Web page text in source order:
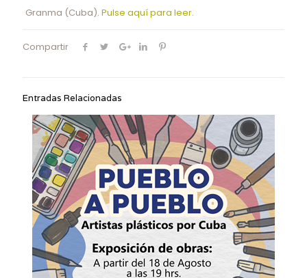
Granma (Cuba). Pulse aquí para leer.
Compartir
Entradas Relacionadas